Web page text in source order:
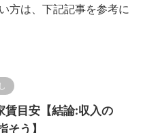
方は、下記記事を参考に
賃目安【結論:収入の
う】